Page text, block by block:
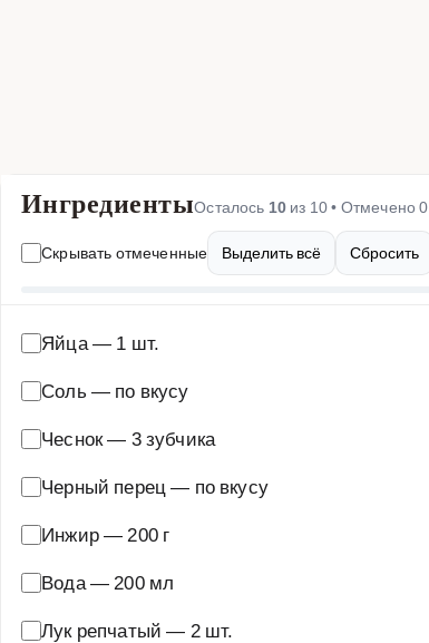
ИнгредиентыОсталось 10 из 10• Отмечено0
Скрывать отмеченные Выделить всё Сбросить
Яйца— 1 шт.
Соль — по вкусу
Чеснок— 3 зубчика
Черный перец — по вкусу
Инжир— 200 г
Вода— 200 мл
Лук репчатый — 2 шт.